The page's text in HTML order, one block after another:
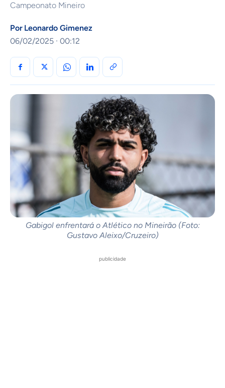
Campeonato Mineiro
Por Leonardo Gimenez
06/02/2025 · 00:12
Gabigol enfrentará o Atlético no Mineirão (Foto:
Gustavo Aleixo/Cruzeiro)
publicidade